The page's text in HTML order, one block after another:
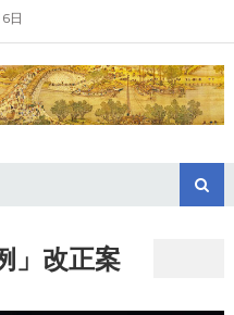
日
」改正案